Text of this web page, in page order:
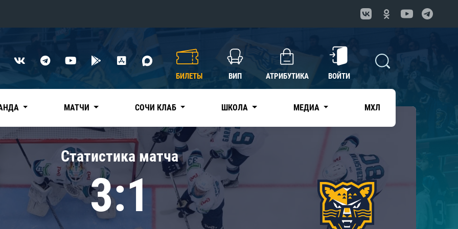
Нефтехимик
Дивизион Чернышева
Авангард
Адмирал
КХЛ
БИЛЕТЫ ВИП АТРИБУТИКА ВОЙТИ
МАТЧИ СОЧИ КЛАБ ШКОЛА МЕДИА МХЛ
Статистика матча
3:1